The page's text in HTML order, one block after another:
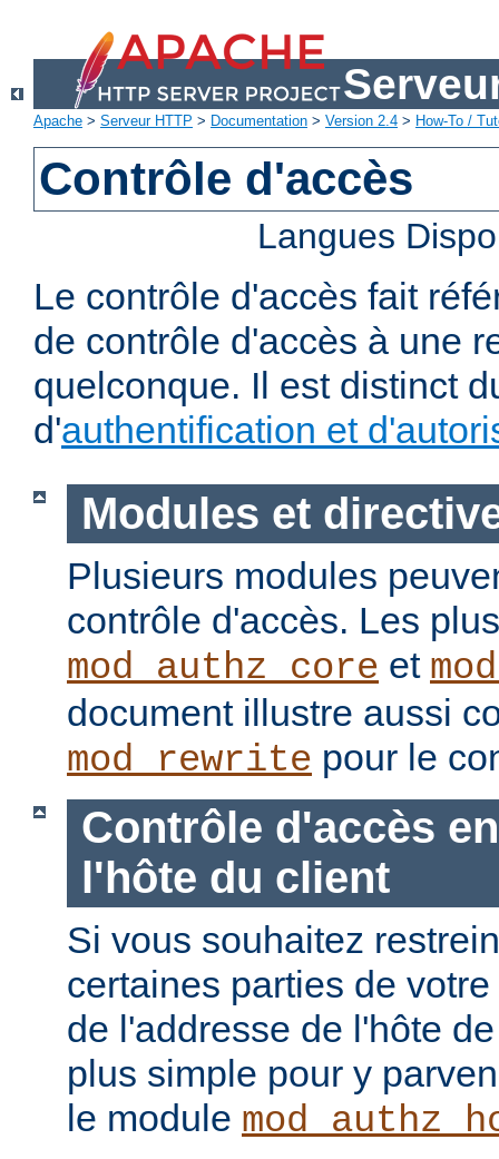
Apache > Serveur HTTP > Documentation > Version 2.4 > How-To /
Contrôle d'accès
Langues
Le contrôle d'accès fait
de contrôle d'accès à une
quelconque. Il est distinct
d'authentification et
Modules et
Plusieurs modules
contrôle d'accès. Les
mod_authz_core et
document illustre aussi
mod_rewrite pour le
Contrôle d'accès
l'hôte du client
Si vous souhaitez
certaines parties de
de l'addresse de l'hôte
plus simple pour y
le module